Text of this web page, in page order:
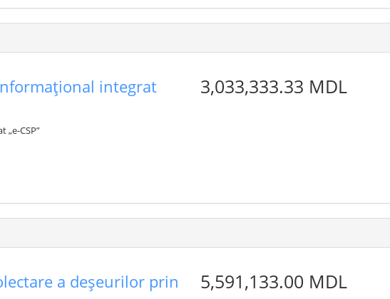
integrat
CSP”
3,033,333.33 MDL
a deșeurilor prin
5,591,133.00 MDL